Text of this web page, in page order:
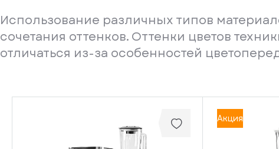
Использование различных типов
сочетания оттенков. Оттенки цветов
отличаться из-за особенностей
Акция